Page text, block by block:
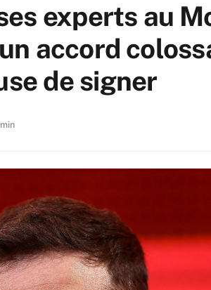
experts au
accord
de signer